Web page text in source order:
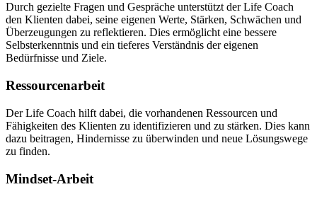
Durch gezielte Fragen und Gespräche unterstützt der Life Coach
den Klienten dabei, seine eigenen Werte, Stärken, Schwächen und
Überzeugungen zu reflektieren. Dies ermöglicht eine bessere
Selbsterkenntnis und ein tieferes Verständnis der eigenen
Bedürfnisse und Ziele.
Ressourcenarbeit
Der Life Coach hilft dabei, die vorhandenen Ressourcen und
Fähigkeiten des Klienten zu identifizieren und zu stärken. Dies kann
dazu beitragen, Hindernisse zu überwinden und neue Lösungswege
zu finden.
Mindset-Arbeit